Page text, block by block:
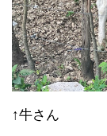
↑牛さん